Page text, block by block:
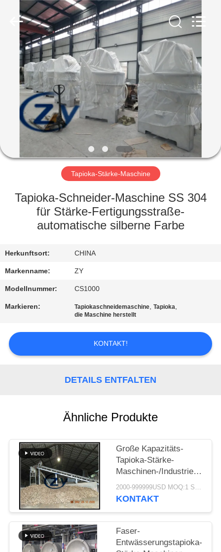
HAUS
PRODUKTE
ÜBER
FABRIK-
AUSFLUG
QUALITÄTSKONTROLLE
SIE
MIT
UNS
IN
VERBINDUNG
NACHRICHTEN
FORDERN
SITEMAP
PRIVACY
POLICY
Engineering
Machinery
Reserved.
Tapioka-Stärke-Maschine
Tapioka-Schneider-Maschine SS 304
für Stärke-Fertigungsstraße-
automatische silberne Farbe
Herkunftsort: CHINA
Markenname: ZY
Modellnummer: CS1000
Markieren: Tapiokaschneidemaschine,Tapioka,
die Maschine herstellt
KONTAKT!
DETAILS ENTFALTEN
Ähnliche Produkte
Große Kapazitäts-
Tapioka-Stärke-
Maschinen-/Industrie-
Trommel-
Drehwaschmaschine
2000-999999USD MOQ:1 Satz
KONTAKT
Faser-
Entwässerungstapioka-